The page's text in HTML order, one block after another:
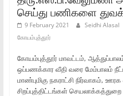
செய்து பணிகளை
9 February 2021 Seidhi Alasal
கோயம்புத்தூர்
கோயம்புத்தூர்‌ மாவட்டம்‌,
ஒப்பணக்கார வீதி வரை மேம்பாலம்‌
மாண்புமிகு நகராட்சி நிர்வாகம்‌,
சிறப்புத்திட்டங்கள்‌ செயலாக்கத்துறை